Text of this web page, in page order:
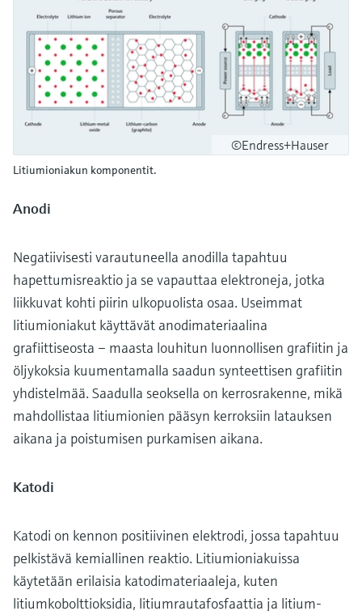
©Endress+Hauser
Litiumioniakun komponentit.
Anodi
Negatiivisesti varautuneella anodilla tapahtuu
hapettumisreaktio ja se vapauttaa elektroneja, jotka
liikkuvat kohti piirin ulkopuolista osaa. Useimmat
litiumioniakut käyttävät anodimateriaalina
grafiittiseosta – maasta louhitun luonnollisen grafiitin ja
öljykoksia kuumentamalla saadun synteettisen grafiitin
yhdistelmää. Saadulla seoksella on kerrosrakenne, mikä
mahdollistaa litiumionien pääsyn kerroksiin latauksen
aikana ja poistumisen purkamisen aikana.
Katodi
Katodi on kennon positiivinen elektrodi, jossa tapahtuu
pelkistävä kemiallinen reaktio. Litiumioniakuissa
käytetään erilaisia ​​katodimateriaaleja, kuten
litiumkobolttioksidia, litiumrautafosfaattia ja litium-